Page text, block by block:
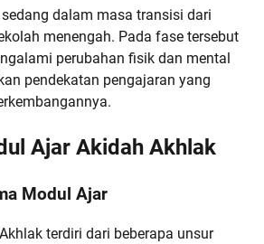
dalam masa transisi dari
menengah. Pada fase tersebut
perubahan fisik dan mental
pendekatan pengajaran yang
Ajar Akidah Akhlak
Modul Ajar
terdiri dari beberapa unsur